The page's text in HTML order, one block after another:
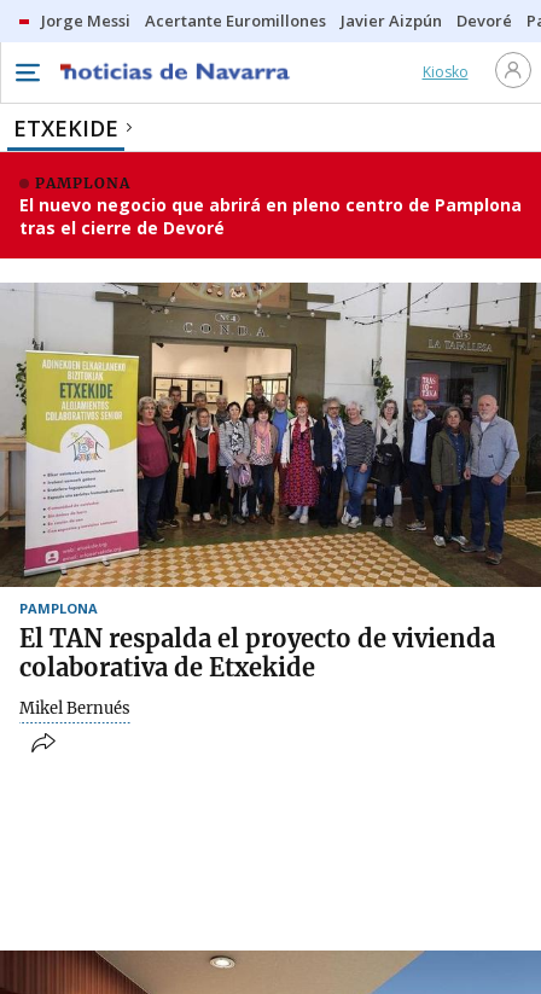
Jorge Messi Acertante Euromillones Javier Aizpún Devoré
Kiosko
ETXEKIDE
PAMPLONA
El nuevo negocio que abrirá en pleno centro de Pamplona
tras el cierre de Devoré
PAMPLONA
El TAN respalda el proyecto de vivienda
colaborativa de Etxekide
Mikel Bernués